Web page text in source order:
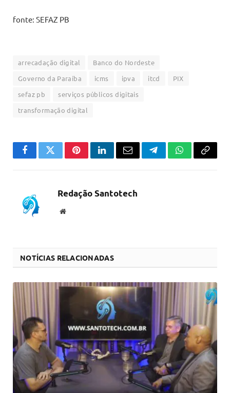
fonte: SEFAZ PB
arrecadação digital
Banco do Nordeste
Governo da Paraíba
icms ipva itcd
PIX
sefaz pb
serviços públicos digitais
transformação digital
FacebookTwitterPinterestLinkedInEmail TelegramWhatsApp
Copiar
Redação Santotech
Website
NOTÍCIAS RELACIONADAS